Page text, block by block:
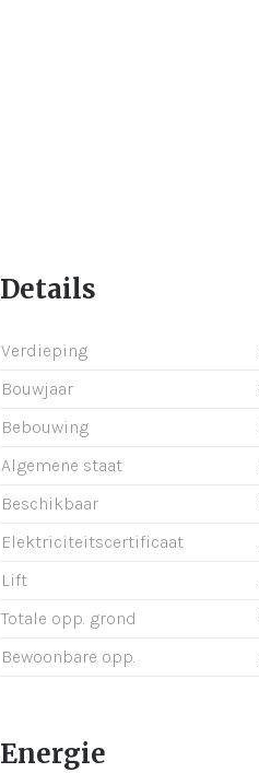
Details
Verdieping
Bouwjaar
Bebouwing
Algemene staat
Beschikbaar
Elektriciteitscertificaat
Lift
Totale opp. grond
Bewoonbare opp.
Energie